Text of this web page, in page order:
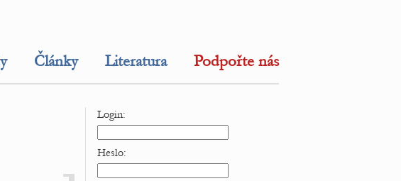
Články Literatura Podpořte nás
Login:
Heslo: